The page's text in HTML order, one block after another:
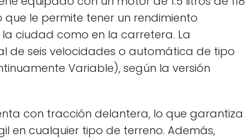
le permite tener un rendimiento
ciudad como en la carretera. La
de seis velocidades o automática de tipo
Variable), según la versión
con tracción delantera, lo que garantiza
en cualquier tipo de terreno. Además,